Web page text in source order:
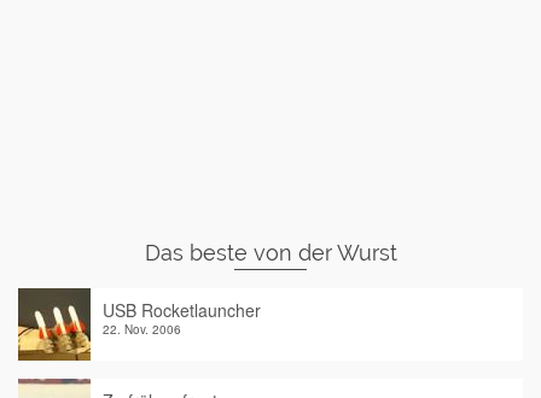
Das beste von der Wurst
USB Rocketlauncher
22. Nov. 2006